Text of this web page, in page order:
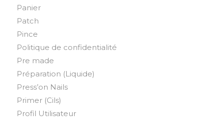
Panier
Patch
Pince
Politique de confidentialité
Pre made
Préparation (Liquide)
Press’on Nails
Primer (Cils)
Profil Utilisateur